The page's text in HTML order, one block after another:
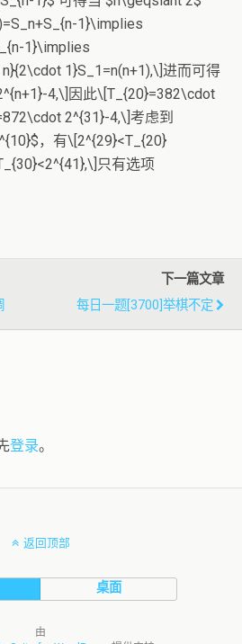
1}\implies
1}\implies
1}S_1=n(n+1),\]进而可得
4,\] 因此\[T_{20}=382\cdot
2^{31}-4,\]考虑到
$，有\[2^{29}<T_{20}
\] 只有选项
下一篇文章
每日一题[3700]举棋不定
登录。
返回顶部
桌面
由